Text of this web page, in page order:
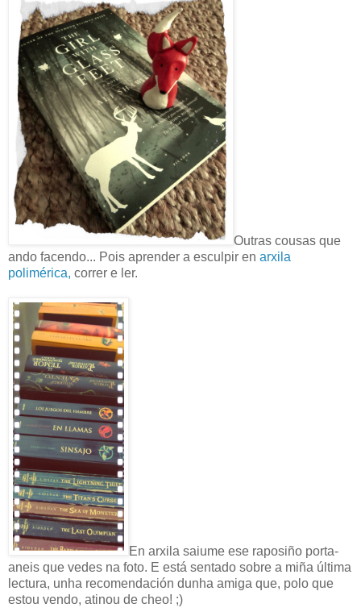
Outras cousas que
ando facendo... Pois aprender a esculpir en arxila
polimérica, correr e ler.
En arxila saiume ese raposiño porta-
aneis que vedes na foto. E está sentado sobre a miña última
lectura, unha recomendación dunha amiga que, polo que
estou vendo, atinou de cheo! ;)